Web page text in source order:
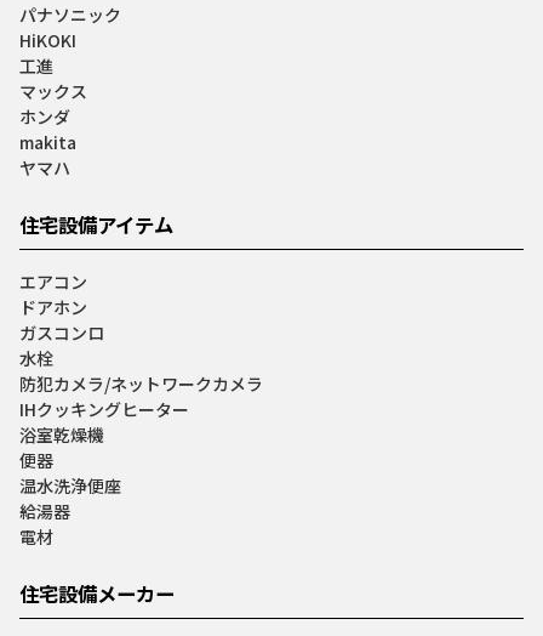
パナソニック
HiKOKI
工進
マックス
ホンダ
makita
ヤマハ
住宅設備アイテム
エアコン
ドアホン
ガスコンロ
水栓
防犯カメラ/ネットワークカメラ
IHクッキングヒーター
浴室乾燥機
便器
温水洗浄便座
給湯器
電材
住宅設備メーカー